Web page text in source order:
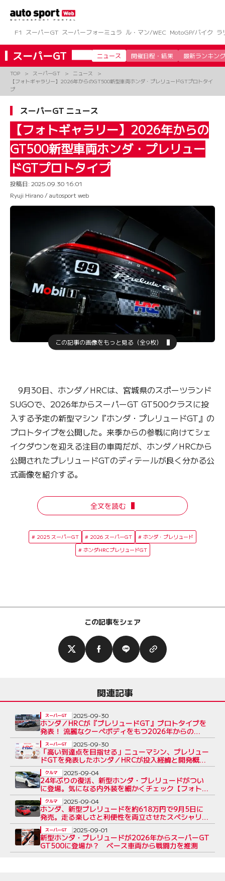
ツ
へ
ス
キ
F1 スーパーGT スーパーフォーミュラ ル・マン/WEC MotoGP/バイク ラ
スーパーGT ニュース 開催日程・結果 最新ランキング
TOP スーパーGT
ニュース
【フォトギャラリー】2026年からのGT500新型車両ホンダ・プレリュードGTプロトタイ
プ
スーパーGT ニュース
【フォトギャラリー】2026年からの
GT500新型車両ホンダ・プレリュー
ドGTプロトタイプ
投稿日: 2025.09.30 16:01
Ryuji Hirano / autosport web
この記事の画像をもっと見る（全9枚）
9月30日、ホンダ／HRCは、宮城県のスポーツランド
SUGOで、2026年からスーパーGT GT500クラスに投
入する予定の新型マシン『ホンダ・プレリュードGT』の
プロトタイプを公開した。来季からの参戦に向けてシェ
イクダウンを迎える注目の車両だが、ホンダ／HRCから
公開されたプレリュードGTのディテールが良く分かる公
式画像を紹介する。
全文を読む
2025 スーパーGT 2026 スーパーGT
ホンダ・プレリュード
ホンダHRCプレリュードGT
この記事をシェア
関連記事
ホンダ／HRCが『プレリュードGT』プロトタイプを
発表！ 流麗なクーペボディをもつ2026年からの
GT500ニューウェポンを公開
スーパーGT 2025-09-30
「高い到達点を目指せる」ニューマシン、プレリュー
ドGTを発表したホンダ／HRCが投入経緯と開発概要
を説明
スーパーGT 2025-09-30
24年ぶりの復活、新型ホンダ・プレリュードがつい
に登場。気になる内外装を細かくチェック【フォト
ギャラリー】
クルマ 2025-09-04
ホンダ、新型プレリュードを約618万円で9月5日に
発売。走る楽しさと利便性を両立させたスペシャリ
ティースポーツ
クルマ 2025-09-04
新型ホンダ・プレリュードが2026年からスーパーGT
GT500に登場か？ ベース車両から戦闘力を推測
スーパーGT 2025-09-01